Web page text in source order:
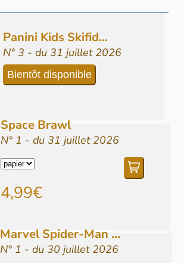
Panini Kids Skifid...
N° 3 - du 31 juillet 2026
Bientôt disponible
Space Brawl
N° 1 - du 31 juillet 2026
4,99€
Marvel Spider-Man ...
N° 1 - du 30 juillet 2026